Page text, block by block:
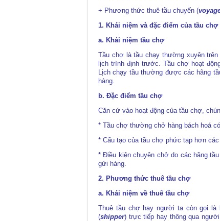
+ Phương thức thuê tầu chuyến (
1. Khái niệm và đặc điểm của tầu chợ
a. Khái niệm tầu chợ
Tầu chợ là tầu chạy thường xuyên
lịch trình định trước. Tầu chợ hoạt
Lịch chạy tầu thường được các hãng
hàng.
b. Ðặc điểm tầu chợ
Căn cứ vào hoạt động của tầu chợ,
* Tầu chợ thường chở hàng bách hoá
* Cấu tạo của tầu chợ phức tạp hơn
* Ðiều kiện chuyên chở do các hãng
gửi hàng.
2. Phương thức thuê tầu chợ
a. Khái niệm về thuê tầu chợ
Thuê tầu chợ hay người ta còn gọi
(shipper) trực tiếp hay thông qua